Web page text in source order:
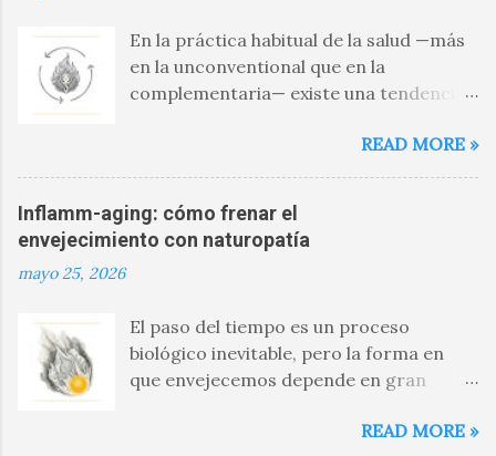
En la práctica habitual de la salud —más
en la unconventional que en la
complementaria— existe una tendencia
independientes; es decir, enfocarse en
Glucosa elevada → se regula la glucosa
Presión alta → se baja la presión
clínica, pero también una limitación
evidente: no busca profundizar por qué
múltiples alteraciones tienden a
Desde la naturopatía, este fenómeno se
READ MORE »
Inflamm-aging: cómo frenar el
envejecimiento con naturopatía
mayo 25, 2026
El paso del tiempo es un proceso
biológico inevitable, pero la forma en
que envejecemos depende en gran
últimas décadas, la ciencia médica y la
READ MORE »